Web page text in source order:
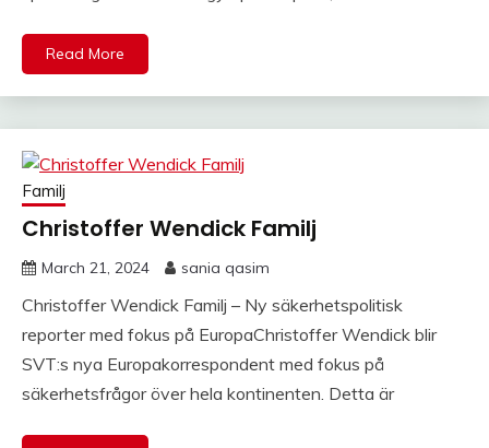
Read More
Familj
Christoffer Wendick Familj
March 21, 2024 sania qasim
Christoffer Wendick Familj – Ny säkerhetspolitisk
reporter med fokus på EuropaChristoffer Wendick blir
SVT:s nya Europakorrespondent med fokus på
säkerhetsfrågor över hela kontinenten. Detta är